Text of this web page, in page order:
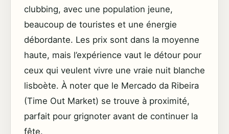
clubbing, avec une population jeune,
beaucoup de touristes et une énergie
débordante. Les prix sont dans la moyenne
haute, mais l’expérience vaut le détour pour
ceux qui veulent vivre une vraie nuit blanche
lisboète. À noter que le Mercado da Ribeira
(Time Out Market) se trouve à proximité,
parfait pour grignoter avant de continuer la
fête.